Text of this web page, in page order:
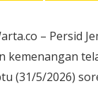
– Persid
kemenangan
(31/5/2026)